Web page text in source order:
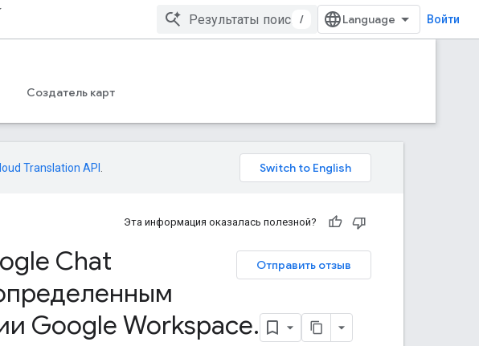
/ Войти
Создатель карт
Translation API
Эта информация оказалась полезной?
Отправить отзыв
Chat
Google Workspace.